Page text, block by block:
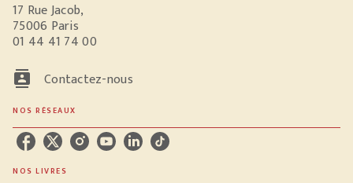
17 Rue Jacob,
75006 Paris
01 44 41 74 00
contacts Contactez-nous
NOS RÉSEAUX
NOS LIVRES